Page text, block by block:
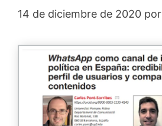
14 de diciembre de 2020 por